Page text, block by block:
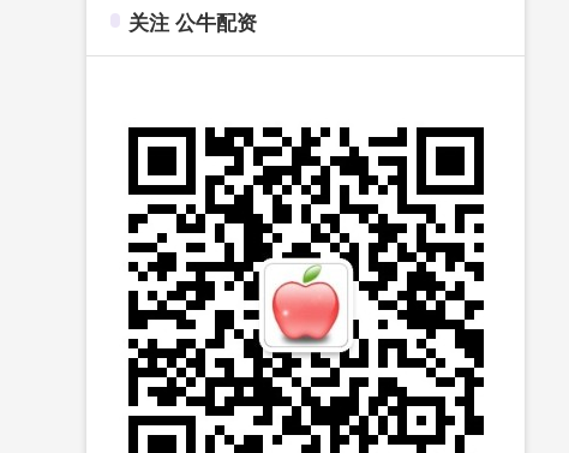
关注 公牛配资